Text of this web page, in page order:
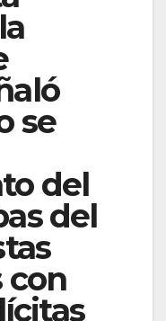
se
del
del
con